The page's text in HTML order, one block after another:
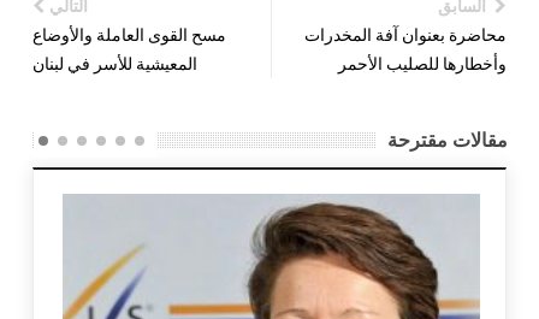
السابق
محاضرة بعنوان آفة المخدرات
وأخطارها للصليب الأحمر
التالي
مسح القوى العاملة والأوضاع
المعيشية للأسر في لبنان
مقالات مقترحة